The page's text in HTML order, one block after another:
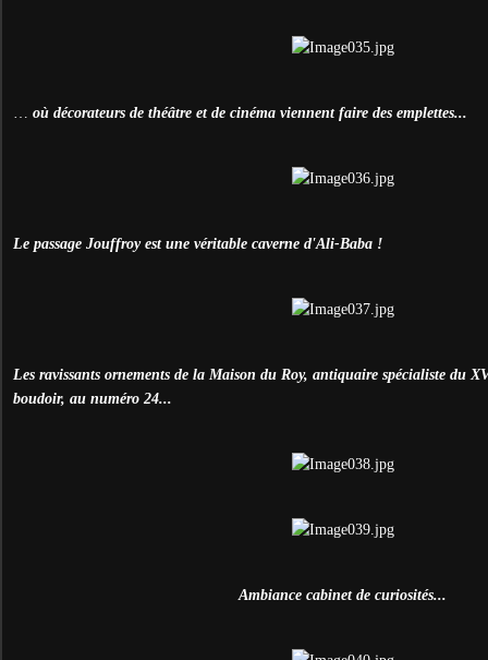
où décorateurs de théâtre et de cinéma viennent faire des emplettes...
Le passage Jouffroy est une véritable caverne d'Ali-Baba !
Les ravissants ornements de la Maison du Roy, antiquaire spécialiste du
boudoir, au numéro 24...
Ambiance cabinet de curiosités...